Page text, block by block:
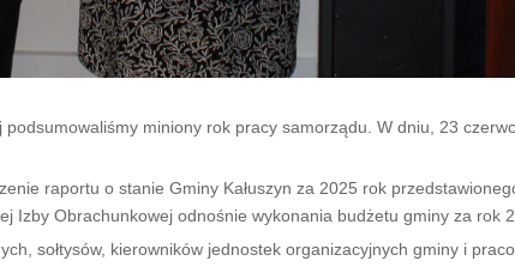
miniony rok pracy samorządu. W dniu, 23
raportu o stanie Gminy Kałuszyn za 2025 rok
Izby Obrachunkowej odnośnie wykonania budżetu gminy za rok
sołtysów, kierowników jednostek organizacyjnych gminy i